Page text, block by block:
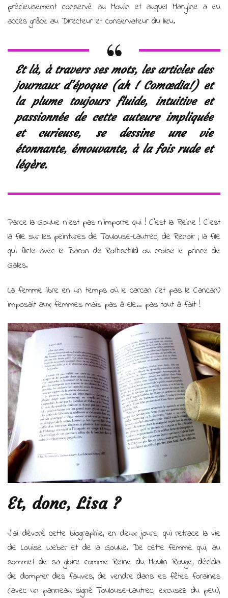
précieusement conservé au Moulin et auquel Maryline a eu
accès grâce au Directeur et conservateur du lieu.
Et là, à travers ses mots, les articles des
journaux d’époque (ah ! Comœdia!) et
la plume toujours fluide, intuitive et
passionnée de cette auteure impliquée
et curieuse, se dessine une vie
étonnante, émouvante, à la fois rude et
légère.
Parce la Goulue n’est pas n’importe qui ! C’est la Reine ! C’est
la fille sur les peintures de Toulouse-Lautrec, de Renoir ; la fille
qui flirte avec le Baron de Rothschild ou croise le prince de
Galles.
La femme libre en un temps où le carcan (et pas le Cancan)
imposait aux femmes mais pas à elle… pas tout à fait !
Et, donc, Lisa ?
J’ai dévoré cette biographie, en deux jours, qui retrace la vie
de Louise Weber et de la Goulue. De cette femme qui, au
sommet de sa gloire comme Reine du Moulin Rouge, décida
de dompter des fauves, de vendre dans les fêtes foraines
(avec un panneau signé Toulouse-Lautrec, excusez du peu),